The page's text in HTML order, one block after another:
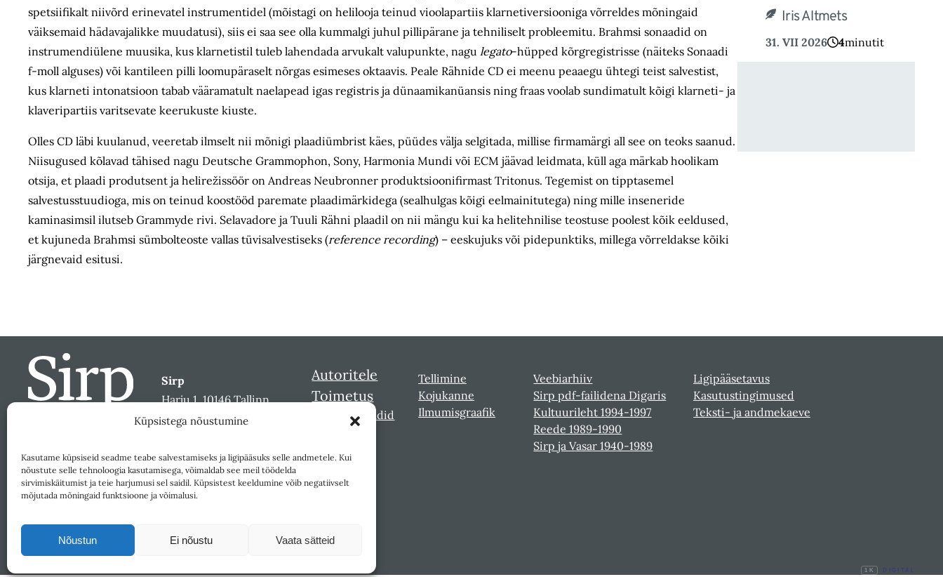
Küpsistega nõustumine
Kasutame küpsiseid seadme teabe salvestamiseks ja ligipääsuks selle andmetele. Kui
nõustute selle tehnoloogia kasutamisega, võimaldab see meil töödelda
sirvimiskäitumist ja teie harjumusi sel saidil. Küpsistest keeldumine võib negatiivselt
mõjutada mõningaid funktsioone ja võimalusi.
Nõustun Ei nõustu Vaata sätteid
spetsiifikalt niivõrd erinevatel instrumentidel (mõistagi on helilooja teinud vioolapartiis klarnetiversiooniga võrreldes mõningaid
väiksemaid hädavajalikke muudatusi), siis ei saa see olla kummalgi juhul pillipärane ja tehniliselt probleemitu. Brahmsi sonaadid on
instrumendiülene muusika, kus klarnetistil tuleb lahendada arvukalt valupunkte, nagu legato-hüpped kõrgregistrisse (näiteks Sonaadi
f-moll alguses) või kantileen pilli loomupäraselt nõrgas esimeses oktaavis. Peale Rähnide CD ei meenu peaaegu ühtegi teist salvestist,
kus klarneti intonatsioon tabab vääramatult naelapead igas registris ja dünaamikanüansis ning fraas voolab sundimatult kõigi klarneti- ja
klaveripartiis varitsevate keerukuste kiuste.
Olles CD läbi kuulanud, veeretab ilmselt nii mõnigi plaadiümbrist käes, püüdes välja selgitada, millise firmamärgi all see on teoks saanud.
Niisugused kõlavad tähised nagu Deutsche Grammophon, Sony, Harmonia Mundi või ECM jäävad leidmata, küll aga märkab hoolikam
otsija, et plaadi produtsent ja helirežissöör on Andreas Neubronner produktsioonifirmast Tritonus. Tegemist on tipptasemel
salvestusstuudioga, mis on teinud koostööd paremate plaadimärkidega (sealhulgas kõigi eelmainitutega) ning mille inseneride
kaminasimsil ilutseb Grammyde rivi. Selavadore ja Tuuli Rähni plaadil on nii mängu kui ka helitehnilise teostuse poolest kõik eeldused,
et kujuneda Brahmsi sümbolteoste vallas tüvisalvestiseks (reference recording) – eeskujuks või pidepunktiks, millega võrreldakse kõiki
järgnevaid esitusi.
Iris Altmets
31. VII 2026 4minutit
Sirp
Harju 1, 10146 Tallinn
sirp@sirp.ee
Toeta
Autoritele
Toimetus
Sirbi laureaadid
Tellimine
Kojukanne
Ilmumisgraafik
Veebiarhiiv
Sirp pdf-failidena Digaris
Kultuurileht 1994-1997
Reede 1989-1990
Sirp ja Vasar 1940-1989
Ligipääsetavus
Kasutustingimused
Teksti- ja andmekaeve
Väljaandja SA Kultuurileht
1K DIGITAL